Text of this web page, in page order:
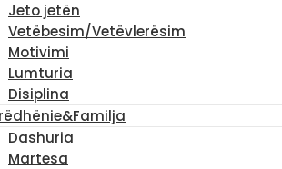
Jeto jetën
Vetëbesim/Vetëvlerësim
Motivimi
Lumturia
Disiplina
Dashuria
Martesa